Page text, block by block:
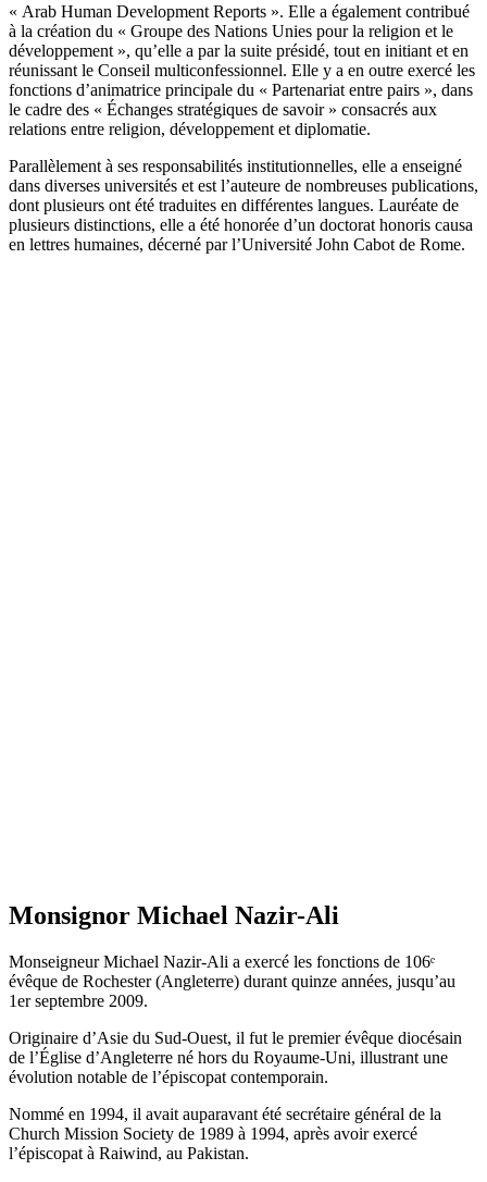
« Arab Human Development Reports ». Elle a également contribué
à la création du « Groupe des Nations Unies pour la religion et le
développement », qu’elle a par la suite présidé, tout en initiant et en
réunissant le Conseil multiconfessionnel. Elle y a en outre exercé les
fonctions d’animatrice principale du « Partenariat entre pairs », dans
le cadre des « Échanges stratégiques de savoir » consacrés aux
relations entre religion, développement et diplomatie.
Parallèlement à ses responsabilités institutionnelles, elle a enseigné
dans diverses universités et est l’auteure de nombreuses publications,
dont plusieurs ont été traduites en différentes langues. Lauréate de
plusieurs distinctions, elle a été honorée d’un doctorat honoris causa
en lettres humaines, décerné par l’Université John Cabot de Rome.
Monsignor Michael Nazir-Ali
Monseigneur Michael Nazir-Ali a exercé les fonctions de 106ᵉ
évêque de Rochester (Angleterre) durant quinze années, jusqu’au
1er septembre 2009.
Originaire d’Asie du Sud-Ouest, il fut le premier évêque diocésain
de l’Église d’Angleterre né hors du Royaume-Uni, illustrant une
évolution notable de l’épiscopat contemporain.
Nommé en 1994, il avait auparavant été secrétaire général de la
Church Mission Society de 1989 à 1994, après avoir exercé
l’épiscopat à Raiwind, au Pakistan.